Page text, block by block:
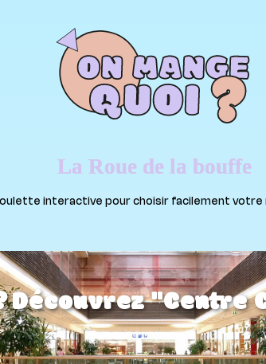
La Roue de la bouffe
interactive pour choisir facilement votre
Découvrez